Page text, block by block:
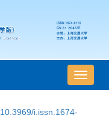
导
航
10.3969/j.issn.1674-